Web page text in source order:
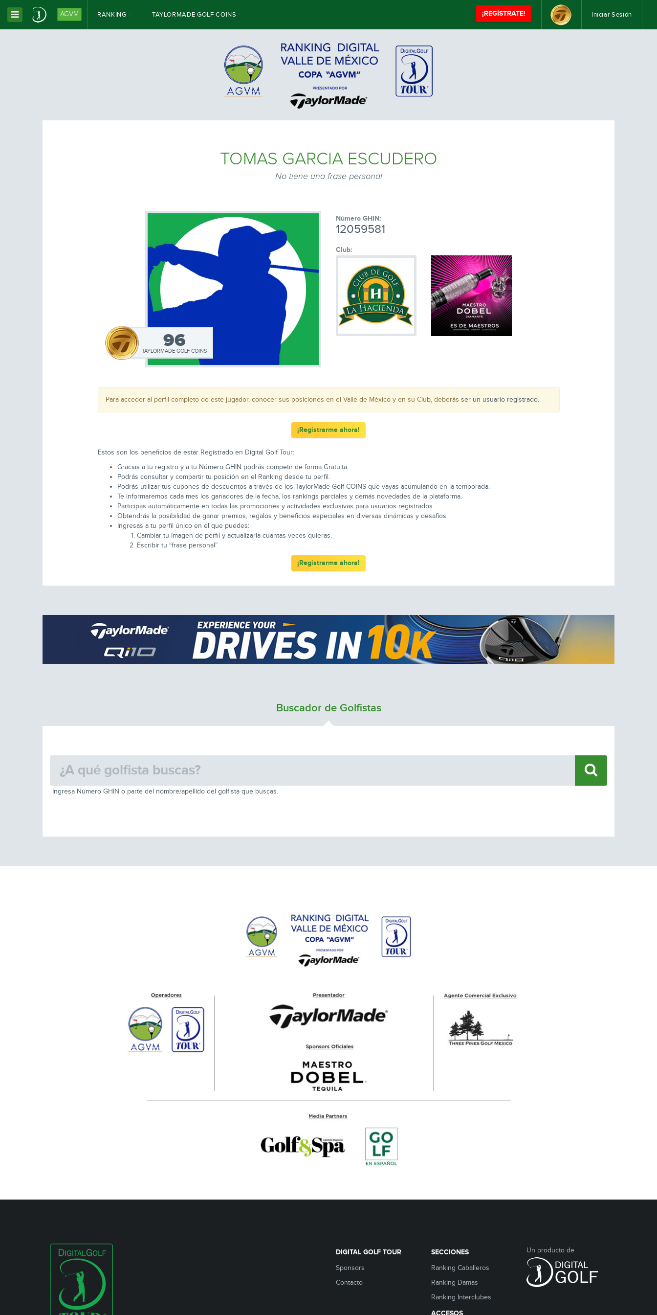
Toggle Dropdown
AGVM RANKING TAYLORMADE GOLF COINS Iniciar Sesión
¡REGÍSTRATE!
TOMAS GARCIA ESCUDERO
No tiene una frase personal
96
TAYLORMADE GOLF COINS
Número GHIN:
12059581
Club:
Para acceder al perfil completo de este jugador, conocer sus posiciones en el Valle de México y en su Club, deberás ser un usuario registrado.
¡Registrarme ahora!
Estos son los beneficios de estar Registrado en Digital Golf Tour:
Gracias a tu registro y a tu Número GHIN podrás competir de forma Gratuita.
Podrás consultar y compartir tu posición en el Ranking desde tu perfil.
Podrás utilizar tus cupones de descuentos a través de los TaylorMade Golf COINS que vayas acumulando en la temporada.
Te informaremos cada mes los ganadores de la fecha, los rankings parciales y demás novedades de la plataforma.
Participas automáticamente en todas las promociones y actividades exclusivas para usuarios registrados.
Obtendrás la posibilidad de ganar premios, regalos y beneficios especiales en diversas dinámicas y desafíos.
Ingresas a tu perfil único en el que puedes:
Cambiar tu Imagen de perfil y actualizarla cuantas veces quieras.
Escribir tu “frase personal”.
¡Registrarme ahora!
Buscador de Golfistas
Ingresa Número GHIN o parte del nombre/apellido del golfista que buscas.
DIGITAL GOLF TOUR
Sponsors
Contacto
SECCIONES
Ranking Caballeros
Ranking Damas
Ranking Interclubes
ACCESOS
Un producto de